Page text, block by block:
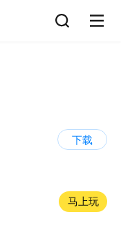
下载
马上玩